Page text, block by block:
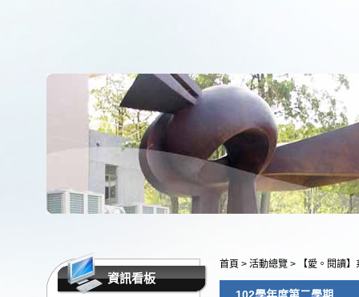
資訊看板
首頁 > 活動總覽 > 【愛。閱讀